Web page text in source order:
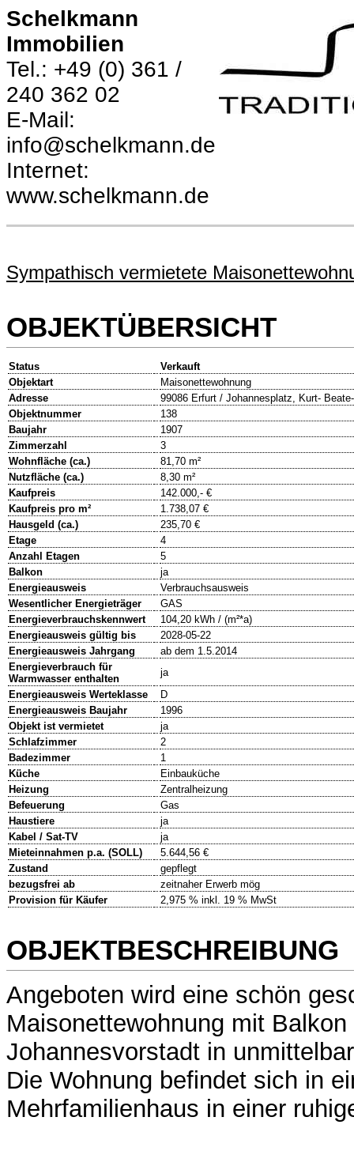
Schelkmann
Immobilien
Tel.: +49 (0) 361 /
240 362 02
E-Mail:
info@schelkmann.de
Internet:
www.schelkmann.de
Sympathisch vermietete
OBJEKTÜBERSICHT
Status
Verkauft
Objektart
Maisonettewohnung
Adresse
99086 Erfurt / Johannesplatz, Kurt-
Objektnummer
138
Baujahr
1907
Zimmerzahl
3
Wohnfläche (ca.)
81,70 m²
Nutzfläche (ca.)
8,30 m²
Kaufpreis
142.000,- €
Kaufpreis pro m²
1.738,07 €
Hausgeld (ca.)
235,70 €
Etage
4
Anzahl Etagen
5
Balkon
ja
Energieausweis
Verbrauchsausweis
Wesentlicher Energieträger
GAS
Energieverbrauchskennwert
104,20 kWh / (m²*a)
Energieausweis gültig bis
2028-05-22
Energieausweis Jahrgang
ab dem 1.5.2014
Energieverbrauch für
Warmwasser enthalten
ja
Energieausweis Werteklasse
D
Energieausweis Baujahr
1996
Objekt ist vermietet
ja
Schlafzimmer
2
Badezimmer
1
Küche
Einbauküche
Heizung
Zentralheizung
Befeuerung
Gas
Haustiere
ja
Kabel / Sat-TV
ja
Mieteinnahmen p.a. (SOLL)
5.644,56 €
Zustand
gepflegt
bezugsfrei ab
zeitnaher Erwerb mög
Provision für Käufer
2,975 % inkl. 19 % MwSt
OBJEKTBESCHREIBUNG
Angeboten wird eine schön
Maisonettewohnung mit
Johannesvorstadt in
Die Wohnung befindet sich in
Mehrfamilienhaus in einer